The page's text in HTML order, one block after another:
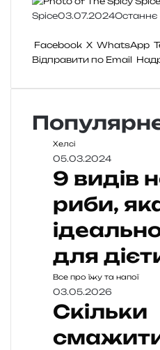
Spice03.07.2024Останнє
Facebook X WhatsApp
Відправити по Email
Хелсі
05.03.2024
9 видів
риби,
для
Все про їжу та напої
03.05.2026
Скільки